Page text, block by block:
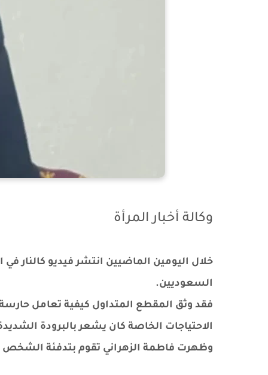
وكالة أخبار المرأة
خلال اليومين الماضيين انتشر فيديو كالنار
السعوديين.
فقد وثق المقطع المتداول كيفية تعامل
الاحتياجات الخاصة كان يشعر بالبرودة
وظهرت فاطمة الزهراني تقوم بتدفئة الشخص